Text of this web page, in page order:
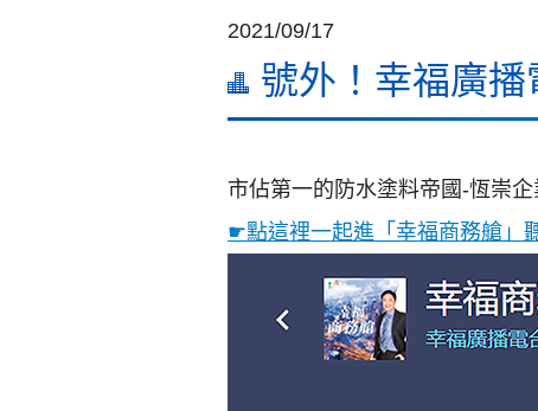
2021/09/17
號外！幸福廣
市佔第一的防水塗料帝國-恆崇
☛點這裡一起進「幸福商務艙」